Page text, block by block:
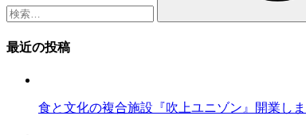
最近の投稿
食と文化の複合施設『吹上ユニゾン』開業しま